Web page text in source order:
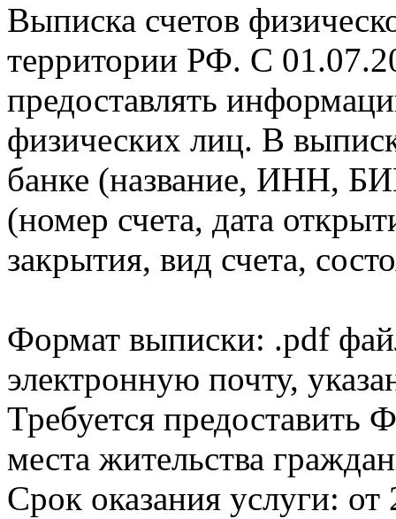
Выписка счетов
территории РФ. С
предоставлять
физических лиц. В
банке (название, ИНН,
(номер счета, дата
закрытия, вид счета,
Формат выписки: .pdf
электронную почту,
Требуется
места жительства
Срок оказания услуги: от